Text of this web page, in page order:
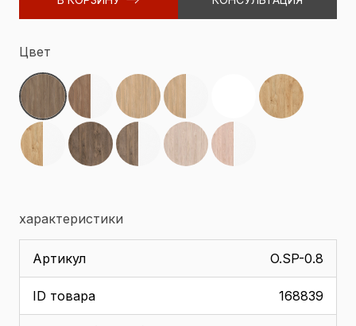
Цвет
характеристики
Артикул O.SP-0.8
ID товара 168839